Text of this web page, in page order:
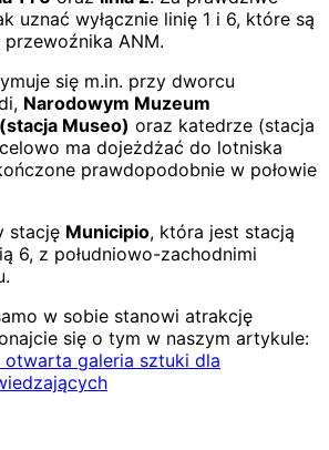
uznać wyłącznie linię 1 i 6, które są
przewoźnika ANM.
się m.in. przy dworcu
Narodowym Muzeum
Museo) oraz katedrze (stacja
ma dojeżdżać do lotniska
prawdopodobnie w połowie
stację Municipio, która jest stacją
6, z południowo-zachodnimi
w sobie stanowi atrakcję
się o tym w naszym artykule:
galeria sztuki dla